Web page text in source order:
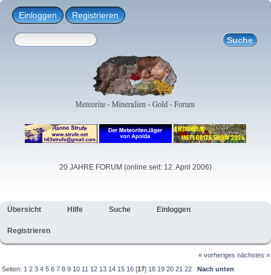
Einloggen Registrieren
20 JAHRE FORUM (online seit: 12. April 2006)
Übersicht Hilfe Suche Einloggen
Registrieren
« vorheriges nächstes »
Seiten: 1 2 3 4 5 6 7 8 9 10 11 12 13 14 15 16 [17] 18 19 20 21 22 Nach unten